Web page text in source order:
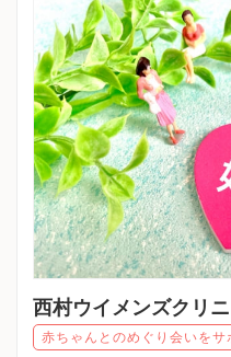
西村ウイメンズクリ
赤ちゃんとのめぐり会いをサ